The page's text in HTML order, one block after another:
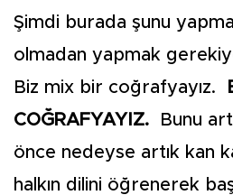
Şimdi burada şunu
olmadan yapmak
Biz mix bir coğrafyayız.
COĞRAFYAYIZ. Bunu
önce nedeyse artık kan
halkın dilini öğrenerek